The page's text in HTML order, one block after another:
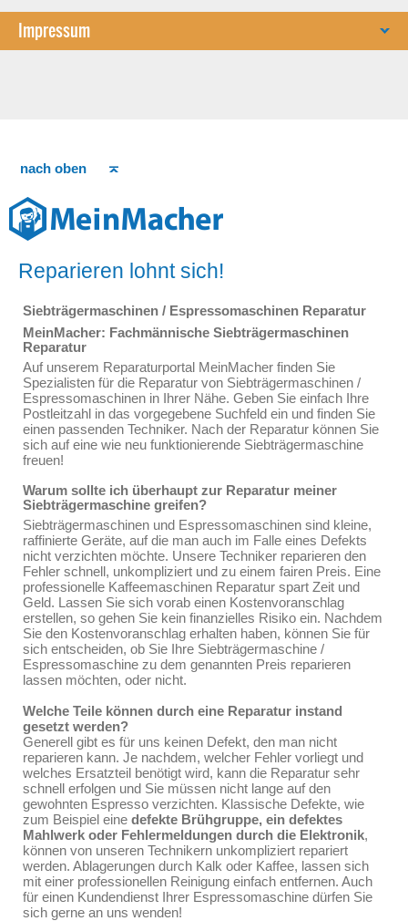
Impressum
nach oben
Reparieren lohnt sich!
Siebträgermaschinen / Espressomaschinen Reparatur
MeinMacher: Fachmännische Siebträgermaschinen
Reparatur
Auf unserem Reparaturportal MeinMacher finden Sie
Spezialisten für die Reparatur von Siebträgermaschinen /
Espressomaschinen in Ihrer Nähe. Geben Sie einfach Ihre
Postleitzahl in das vorgegebene Suchfeld ein und finden Sie
einen passenden Techniker. Nach der Reparatur können Sie
sich auf eine wie neu funktionierende Siebträgermaschine
freuen!
Warum sollte ich überhaupt zur Reparatur meiner
Siebträgermaschine greifen?
Siebträgermaschinen und Espressomaschinen sind kleine,
raffinierte Geräte, auf die man auch im Falle eines Defekts
nicht verzichten möchte. Unsere Techniker reparieren den
Fehler schnell, unkompliziert und zu einem fairen Preis. Eine
professionelle Kaffeemaschinen Reparatur spart Zeit und
Geld. Lassen Sie sich vorab einen Kostenvoranschlag
erstellen, so gehen Sie kein finanzielles Risiko ein. Nachdem
Sie den Kostenvoranschlag erhalten haben, können Sie für
sich entscheiden, ob Sie Ihre Siebträgermaschine /
Espressomaschine zu dem genannten Preis reparieren
lassen möchten, oder nicht.
Welche Teile können durch eine Reparatur instand
gesetzt werden?
Generell gibt es für uns keinen Defekt, den man nicht
reparieren kann. Je nachdem, welcher Fehler vorliegt und
welches Ersatzteil benötigt wird, kann die Reparatur sehr
schnell erfolgen und Sie müssen nicht lange auf den
gewohnten Espresso verzichten. Klassische Defekte, wie
zum Beispiel eine defekte Brühgruppe, ein defektes
Mahlwerk oder Fehlermeldungen durch die Elektronik,
können von unseren Technikern unkompliziert repariert
werden. Ablagerungen durch Kalk oder Kaffee, lassen sich
mit einer professionellen Reinigung einfach entfernen. Auch
für einen Kundendienst Ihrer Espressomaschine dürfen Sie
sich gerne an uns wenden!